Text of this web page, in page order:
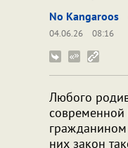
No Kangaroos
04.06.26
08:16
Любого
современной
гражданином
них закон